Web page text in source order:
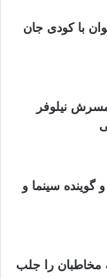
با کودی جان
نیلوفر
گوینده سینما و
را جلب